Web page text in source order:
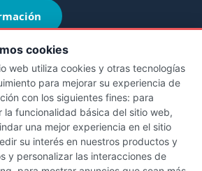
cookies
web utiliza cookies y otras tecnologías
para mejorar su experiencia de
con los siguientes fines: para
la funcionalidad básica del sitio web,
una mejor experiencia en el sitio
su interés en nuestros productos y
y personalizar las interacciones de
comunidad
Andalucía Aragón
Asturias
Cantabria
Castilla-La Mancha
Extremadura Galicia La Rioja